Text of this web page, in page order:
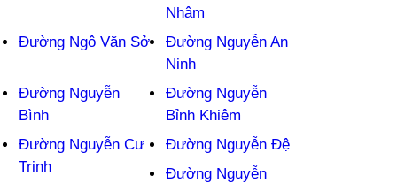
Nhậm
Đường Ngô Văn Sở
Đường Nguyễn An
Ninh
Đường Nguyễn
Bình
Đường Nguyễn
Bỉnh Khiêm
Đường Nguyễn Cư
Trinh
Đường Nguyễn Đệ
Đường Nguyễn